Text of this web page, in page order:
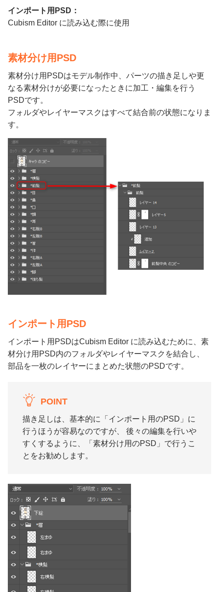
インポート用PSD：
Cubism Editor に読み込む際に使用
素材分け用PSD
素材分け用PSDはモデル制作中、パーツの描き足しや更
なる素材分けが必要になったときに加工・編集を行う
PSDです。
フォルダやレイヤーマスクはすべて結合前の状態になりま
す。
インポート用PSD
インポート用PSDはCubism Editor に読み込むために、素
材分け用PSD内のフォルダやレイヤーマスクを結合し、
部品を一枚のレイヤーにまとめた状態のPSDです。
POINT
描き足しは、基本的に「インポート用のPSD」に
行うほうが容易なのですが、 後々の編集を行いや
すくするように、「素材分け用のPSD」で行うこ
とをお勧めします。